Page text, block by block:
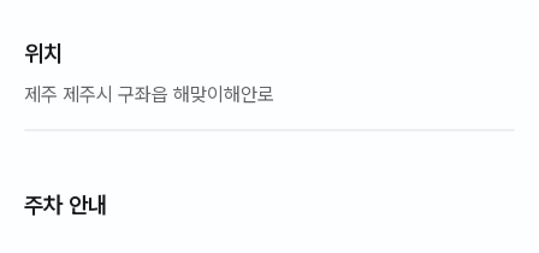
위치
제주 제주시 구좌읍 해맞이해안로
주차 안내